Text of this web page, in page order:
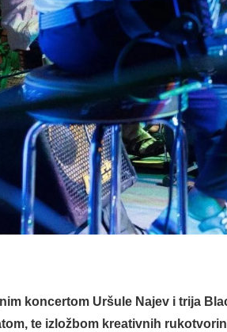
koncertom Uršule Najev i trija
te izložbom kreativnih